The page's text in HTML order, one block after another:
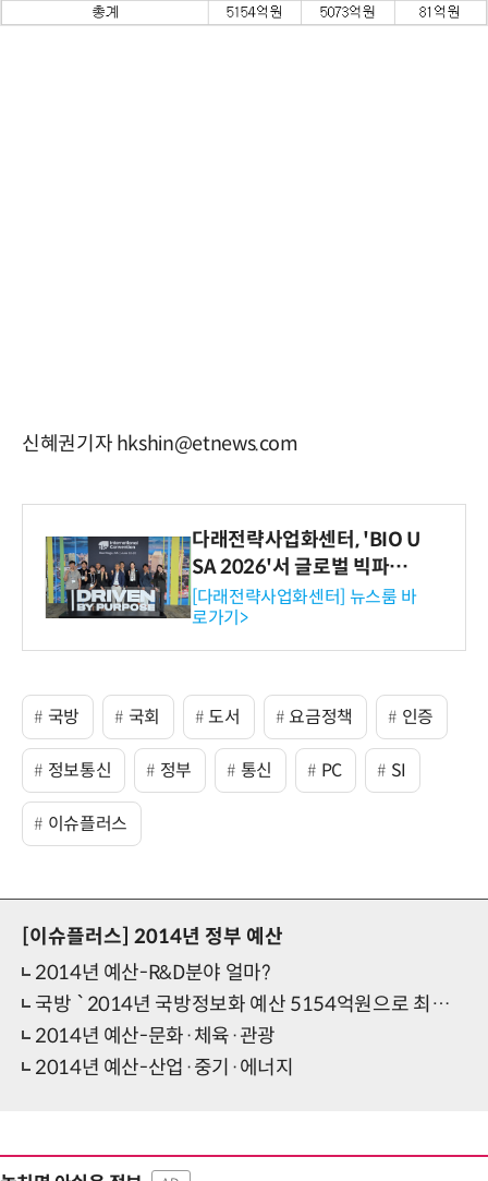
신혜권기자 hkshin@etnews.com
다래전략사업화센터, 'BIO U
SA 2026'서 글로벌 빅파마
와의 비즈니스 미팅 지원…K
-바이오 해외 진출 교두보 확
보
[다래전략사업화센터] 뉴스룸 바
로가기>
국방 국회 도서 요금정책 인증
정보통신 정부 통신 PC SI
이슈플러스
[이슈플러스] 2014년 정부 예산
2014년 예산-R&D분야 얼마?
국방 `2014년 국방정보화 예산 5154억원으로 최종 확정`
2014년 예산-문화·체육·관광
2014년 예산-산업·중기·에너지